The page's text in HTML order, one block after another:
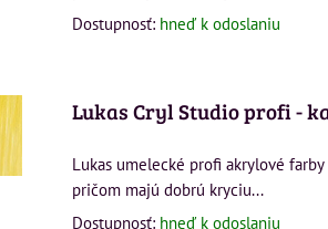
Dostupnosť: hneď k odoslaniu
Lukas Cryl Studio profi -
Lukas umelecké profi akrylové
pričom majú dobrú kryciu...
Dostupnosť: hneď k odoslaniu